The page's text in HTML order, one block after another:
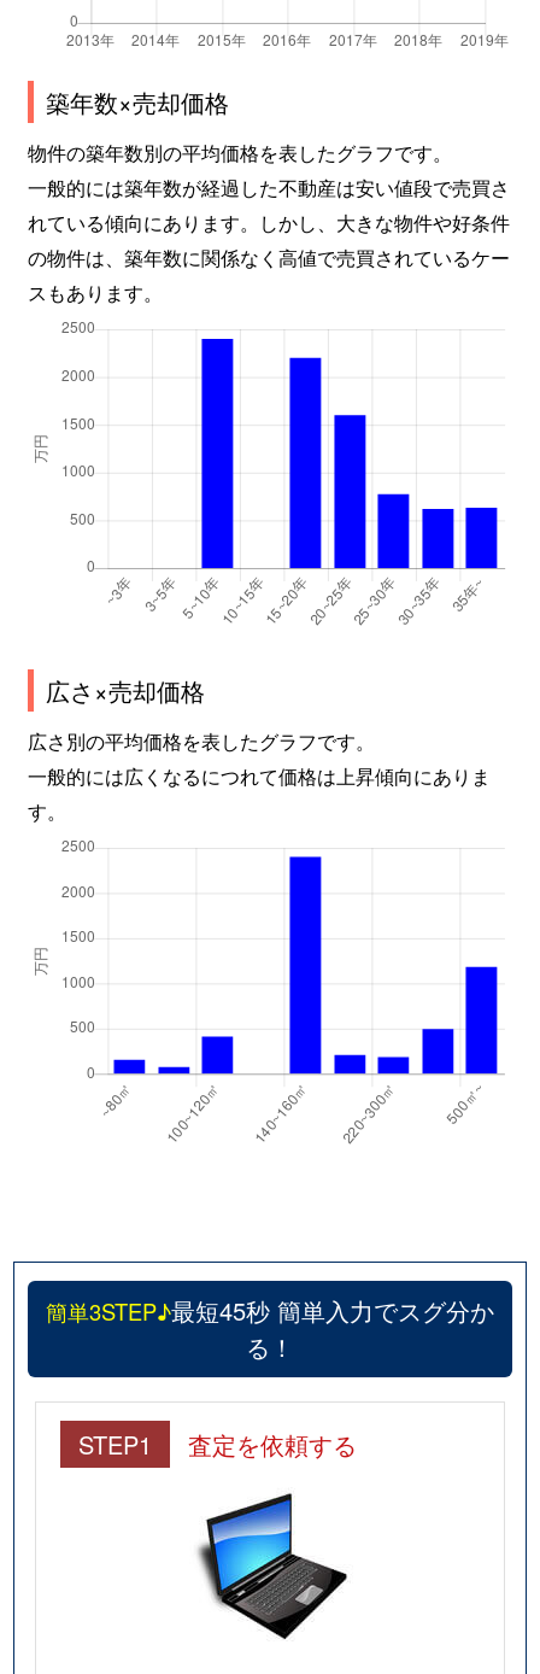
築年数×売却価格
物件の築年数別の平均価格を表したグラフです。
一般的には築年数が経過した不動産は安い値段で売買さ
れている傾向にあります。しかし、大きな物件や好条件
の物件は、築年数に関係なく高値で売買されているケー
スもあります。
広さ×売却価格
広さ別の平均価格を表したグラフです。
一般的には広くなるにつれて価格は上昇傾向にありま
す。
簡単3STEP♪最短45秒 簡単入力でスグ分か
る！
STEP1 査定を依頼する